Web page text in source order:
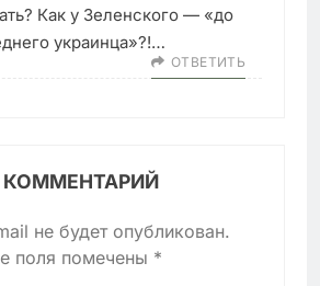
Как у Зеленского — «до
украинца»?!…
ОТВЕТИТЬ
не будет опубликован.
поля помечены *